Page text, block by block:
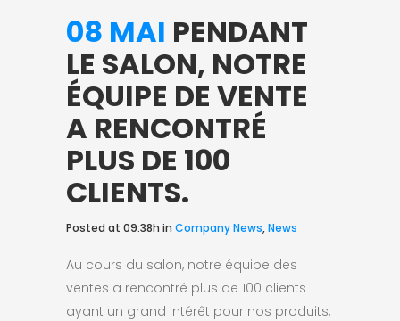
08 MAI PENDANT
LE SALON, NOTRE
ÉQUIPE DE VENTE
A RENCONTRÉ
PLUS DE 100
CLIENTS.
Posted at 09:38h in Company News,News
Au cours du salon, notre équipe des
ventes a rencontré plus de 100 clients
ayant un grand intérêt pour nos produits,